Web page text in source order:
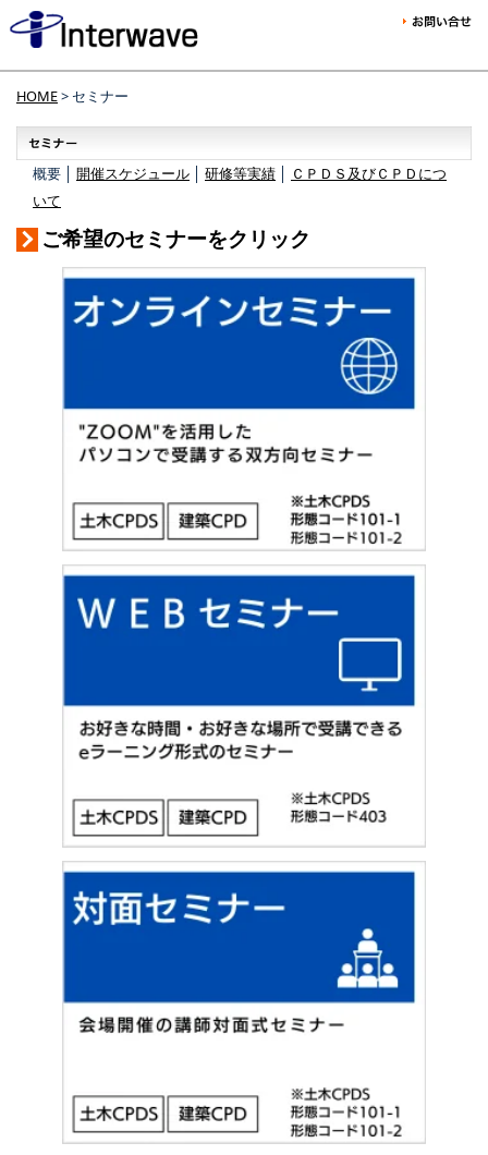
HOME> セミナー
概要 │ 開催スケジュール 研修等実績
ＣＰＤＳ及びＣＰＤにつ
いて
ご希望のセミナーをクリック